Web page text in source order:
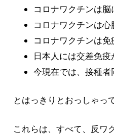
コロナワクチンは脳
コロナワクチンは心
コロナワクチンは免
日本人には交差免疫
今現在では、接種者
とはっきりとおっしゃっ
これらは、すべて、反ワ